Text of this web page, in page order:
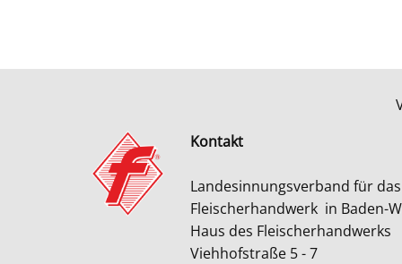
Kontakt
Landesinnungsverband für das
Fleischerhandwerk in Baden-
Haus des Fleischerhandwerks
Viehhofstraße 5 - 7